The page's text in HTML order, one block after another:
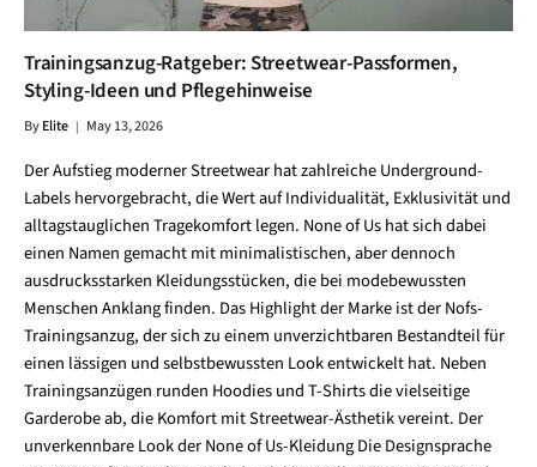
Trainingsanzug-Ratgeber: Streetwear-Passformen,
Styling-Ideen und Pflegehinweise
ByElite May 13, 2026
Der Aufstieg moderner Streetwear hat zahlreiche Underground-
Labels hervorgebracht, die Wert auf Individualität, Exklusivität und
alltagstauglichen Tragekomfort legen. None of Us hat sich dabei
einen Namen gemacht mit minimalistischen, aber dennoch
ausdrucksstarken Kleidungsstücken, die bei modebewussten
Menschen Anklang finden. Das Highlight der Marke ist der Nofs-
Trainingsanzug, der sich zu einem unverzichtbaren Bestandteil für
einen lässigen und selbstbewussten Look entwickelt hat. Neben
Trainingsanzügen runden Hoodies und T-Shirts die vielseitige
Garderobe ab, die Komfort mit Streetwear-Ästhetik vereint. Der
unverkennbare Look der None of Us-Kleidung Die Designsprache